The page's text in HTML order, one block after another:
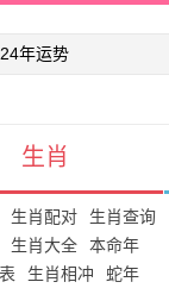
生肖
生肖配对
生肖查询
生肖大全
本命年
生肖相冲 蛇年